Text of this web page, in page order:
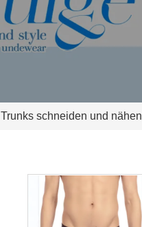
Trunks schneiden und nähen